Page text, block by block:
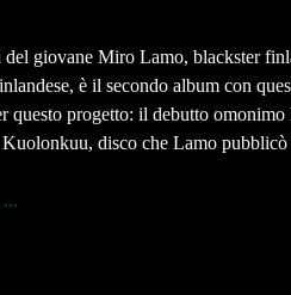
del giovane Miro Lamo, blackster
è il secondo album con
questo progetto: il debutto
Kuolonkuu, disco che Lamo